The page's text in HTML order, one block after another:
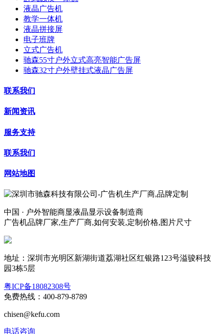
液晶广告机
教学一体机
液晶拼接屏
电子班牌
立式广告机
驰森55寸户外立式高亮智能广告屏
驰森32寸户外壁挂式液晶广告屏
联系我们
新闻资讯
服务支持
联系我们
网站地图
中国 · 户外智能商显液晶显示设备制造商
广告机品牌厂家,生产厂商,如何安装,定制价格,图片尺寸
地址：深圳市光明区新湖街道荔湖社区红银路123号溢骏科技
园3栋5层
粤ICP备18082308号
免费热线：400-879-8789
chisen@kefu.com
电话咨询